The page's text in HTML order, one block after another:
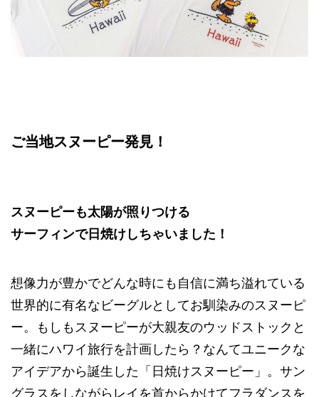
ご当地スヌーピー発見！
スヌーピーも太陽が照りつける
サーフィンで日焼けしちゃいました！
想像力が豊かでどんな時にも自信に満ち溢れている
世界的に有名なビーグルとしてお馴染みのスヌーピ
ー。もしもスヌーピーが大親友のウッドストックと
一緒にハワイ旅行を計画したら？なんてユニークな
アイデアから誕生した「日焼けスヌーピー」。サン
グラスをしながらレイを首からかけてフラダンスを